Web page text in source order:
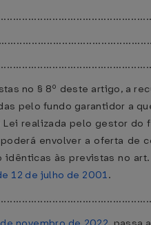
no § 8º deste artigo, a
pelo fundo garantidor a
realizada pelo gestor do
envolver a oferta de
às previstas no art.
12 de julho de 2001.